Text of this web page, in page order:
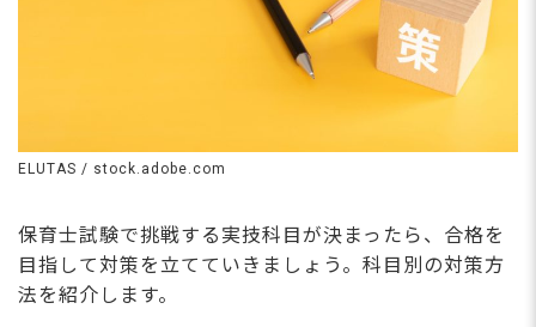
平均2時間・持ち帰り
ほぼなし
さらに詳しい
希望に合う求人の
紹介を受ける
ELUTAS / stock.adobe.com
保育士試験で挑戦する実技科目が決まったら、合格を
目指して対策を立てていきましょう。科目別の対策方
法を紹介します。